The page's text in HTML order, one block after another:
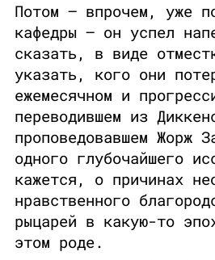
Потом – впрочем, уже
кафедры – он успел
сказать, в виде
указать, кого они
ежемесячном и
переводившем из
проповедовавшем Жорж
одного глубочайшего
кажется, о причинах
нравственного
рыцарей в какую-то
этом роде.